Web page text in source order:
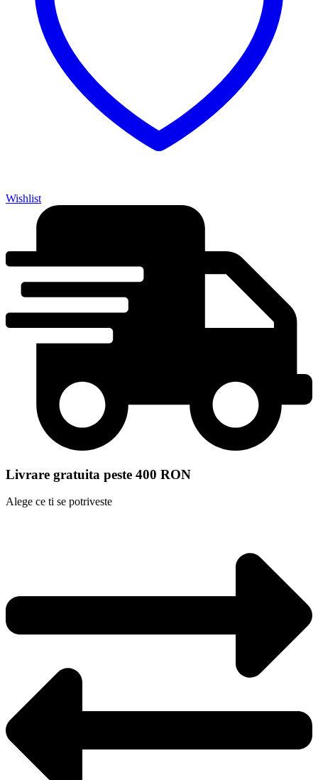
Wishlist
Livrare gratuita peste 400 RON
Alege ce ti se potriveste